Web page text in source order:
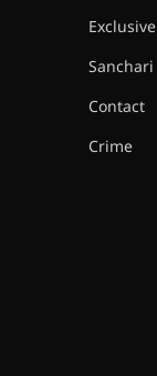
Exclusive
Sanchari
Contact
Crime